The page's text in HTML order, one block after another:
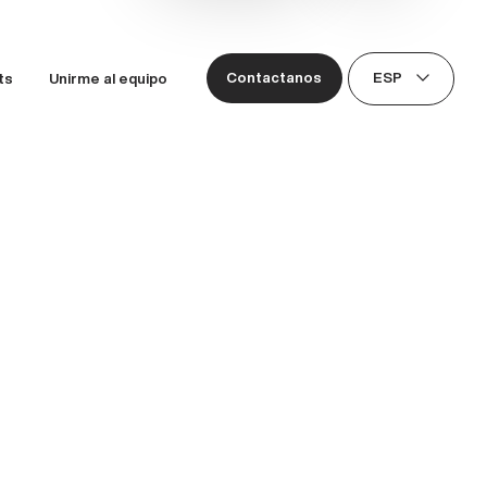
Unirme al equipo Contactanos ESP